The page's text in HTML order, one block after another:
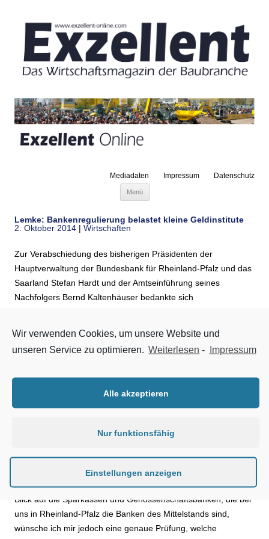
Mediadaten Impressum Datenschutz
Menü
Lemke: Bankenregulierung belastet kleine Geldinstitute
2. Oktober 2014 | Wirtschaften
Zur Verabschiedung des bisherigen Präsidenten der
Hauptverwaltung der Bundesbank für Rheinland-Pfalz und das
Saarland Stefan Hardt und der Amtseinführung seines
Nachfolgers Bernd Kaltenhäuser bedankte sich
Präsident sei auch als Mitglied der Zukunftsinitiative Rheinland-
Pfalz ein wichtiger Gesprächspartner für die Landesregierung
Wirtschaftsministerin nutzte den Anlass, um für eine
Lemke: „ Mehr Bankenaufsicht ist grundsätzlich gut, da sind wir
uns alle einig. Das hat uns die Finanzkrise gelehrt. Gerade mit
Blick auf die Sparkassen und Genossenschaftsbanken, die bei
uns in Rheinland-Pfalz die Banken des Mittelstands sind,
wünsche ich mir jedoch eine genaue Prüfung, welche
Wir verwenden Cookies, um unsere Website und
unseren Service zu optimieren. Weiterlesen - Impressum
Alle akzeptieren
Nur funktionsfähig
Einstellungen anzeigen